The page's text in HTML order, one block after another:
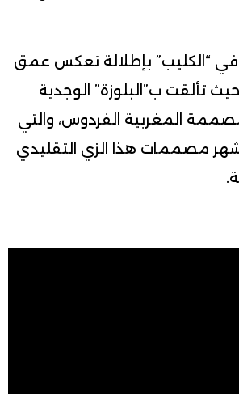
“الكليب” بإطلالة تعكس عمق
حيث تألقت ب”البلوزة” الوجدية
المغربية الفردوس، والتي
مصممات هذا الزي التقليدي